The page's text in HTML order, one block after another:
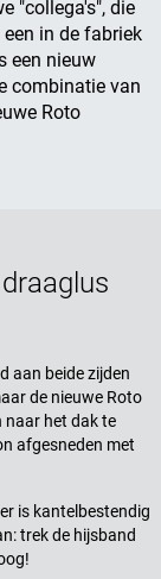
"collega's", die
in de fabriek
een nieuw
combinatie van
Roto
aan beide zijden
de nieuwe Roto
naar het dak te
afgesneden met
is kantelbestendig
trek de hijsband